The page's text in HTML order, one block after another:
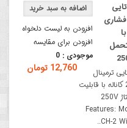
افزودن به لیست دلخواه
افزودن برای مقایسه
موجودی : 0
12,760 تومان
بسته 5 تایی
فشاری
5 تایی ترمینال
فشاری 2 کاناله با قابلیت
تحمل ولتاژ 250V
Features:
CH-2